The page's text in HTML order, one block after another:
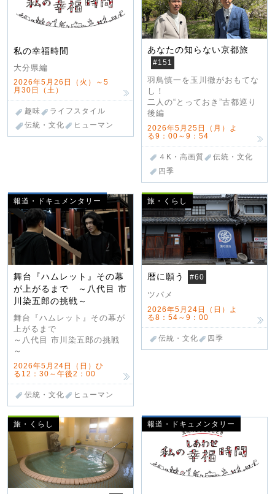
私の幸福時間
大分県編
2026年5月26日（火）～5
月30日（土）
趣味
ライフスタイル
伝統・文化
ヒューマン
あなたの知らない京都旅
#151
羽鳥慎一を玉川徹がおもてな
し！
二人の“とっておき”古都巡り
後編
2026年5月25日（月）よ
る9：00～9：54
４K・高画質
伝統・文化
四季
報道・ドキュメンタリー
舞台『ハムレット』その幕
が上がるまで ～八代目 市
川染五郎の挑戦～
舞台『ハムレット』その幕が
上がるまで
～八代目 市川染五郎の挑戦
～
2026年5月24日（日）ひ
る12：30～午後2：00
伝統・文化 ヒューマン
旅・くらし
暦に願う #60
ツバメ
2026年5月24日（日）よ
る8：54～9：00
伝統・文化 四季
旅・くらし 報道・ドキュメンタリー